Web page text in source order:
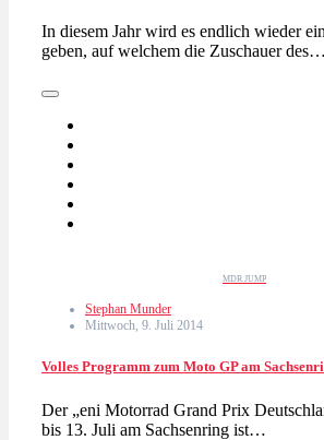
In diesem Jahr wird es endlich wieder
geben, auf welchem die Zuschauer des…
MDR JUMP
Stephan Munder
Mittwoch, 9. Juli 2014
Volles Programm zum Moto GP am
Der „eni Motorrad Grand Prix
bis 13. Juli am Sachsenring ist…